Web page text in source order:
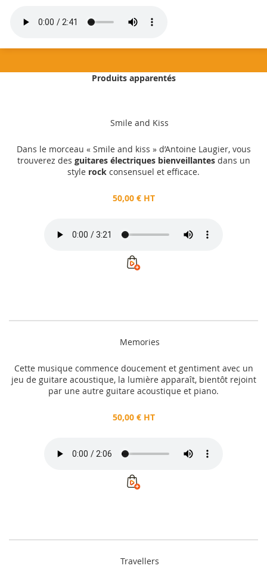
Produits apparentés
Smile and Kiss
Dans le morceau « Smile and kiss » d’Antoine Laugier, vous
trouverez des guitares électriques bienveillantesdans un
style rock consensuel et efficace.
50,00 € HT
Memories
Cette musique commence doucement et gentiment avec un
jeu de guitare acoustique, la lumière apparaît, bientôt rejoint
par une autre guitare acoustique et piano.
50,00 € HT
Travellers